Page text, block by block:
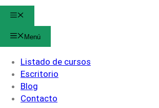
Menú
Listado de cursos
Escritorio
Blog
Contacto